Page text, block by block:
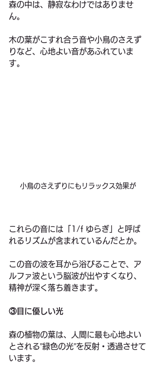
森の中は、静寂なわけではありませ
ん。
木の葉がこすれ合う音や小鳥のさえず
りなど、心地よい音があふれていま
す。
小鳥のさえずりにもリラックス効果が
これらの音には「1/f ゆらぎ」と呼ば
れるリズムが含まれているんだとか。
この音の波を耳から浴びることで、ア
ルファ波という脳波が出やすくなり、
精神が深く落ち着きます。
③目に優しい光
森の植物の葉は、人間に最も心地よい
とされる”緑色の光”を反射・透過させて
います。